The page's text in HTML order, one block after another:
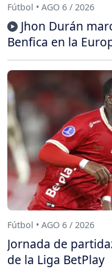
Fútbol • AGO 6 / 2026
Jhon Durán
Benfica en la
Fútbol • AGO 6 / 2026
Jornada de
de la Liga BetPlay